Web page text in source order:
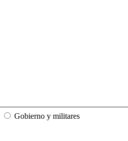
Gobierno y militares